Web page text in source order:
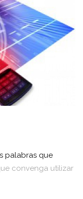
palabras que
convenga utilizar